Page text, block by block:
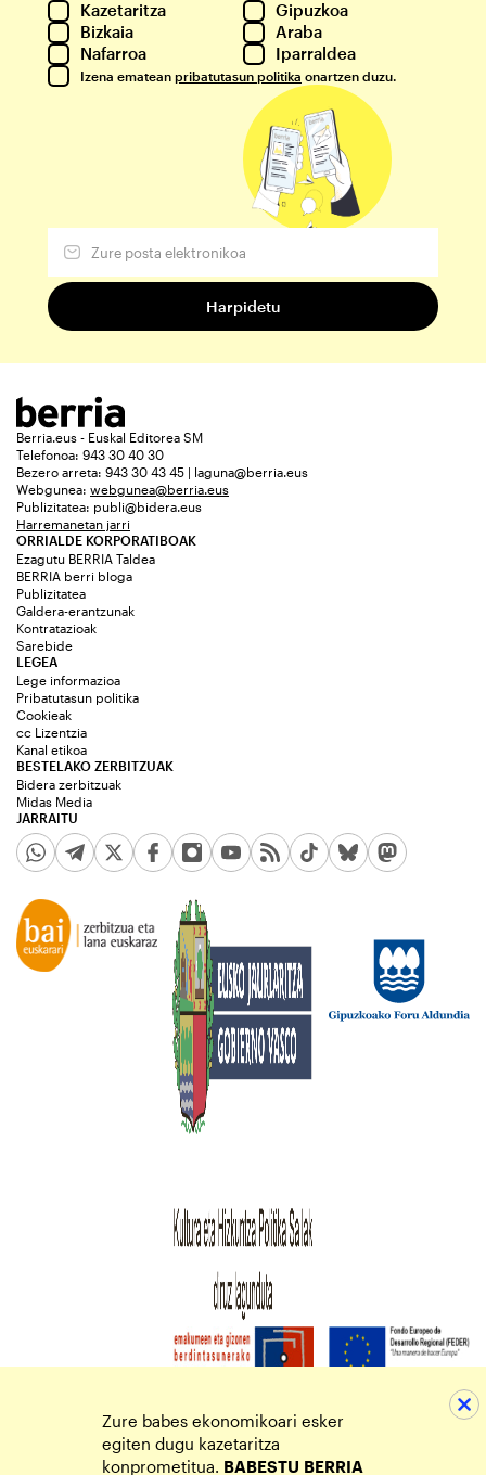
Kazetaritza
Gipuzkoa
Bizkaia
Araba
Nafarroa
Iparraldea
Izena ematean pribatutasun politika onartzen duzu.
Berria.eus - Euskal Editorea SM
Telefonoa: 943 30 40 30
Bezero arreta: 943 30 43 45 | laguna@berria.eus
Webgunea: webgunea@berria.eus
Publizitatea: publi@bidera.eus
Harremanetan jarri
ORRIALDE KORPORATIBOAK
Ezagutu BERRIA Taldea
BERRIA berri bloga
Publizitatea
Galdera-erantzunak
Kontratazioak
Sarebide
JARRAITU
LEGEA
Lege informazioa
Pribatutasun politika
Cookieak
cc Lizentzia
Kanal etikoa
BESTELAKO ZERBITZUAK
Bidera zerbitzuak
Midas Media
Zure babes ekonomikoari esker
egiten dugu kazetaritza
konprometitua. BABESTU BERRIA